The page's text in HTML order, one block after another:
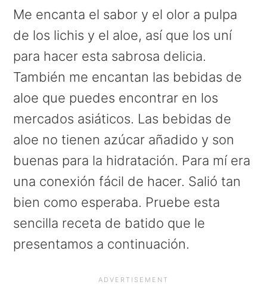
m
a
r
y
n
a
v
i
g
a
t
i
n
c
o
n
t
e
n
t
m
a
r
y
s
i
d
e
b
a
r
Me encanta el sabor y el olor a pulpa
de los lichis y el aloe, así que los uní
para hacer esta sabrosa delicia.
También me encantan las bebidas de
aloe que puedes encontrar en los
mercados asiáticos. Las bebidas de
aloe no tienen azúcar añadido y son
buenas para la hidratación. Para mí era
una conexión fácil de hacer. Salió tan
bien como esperaba. Pruebe esta
sencilla receta de batido que le
presentamos a continuación.